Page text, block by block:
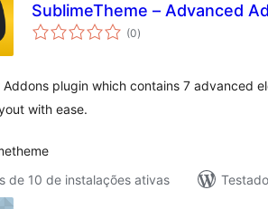
SublimeTheme – Advanced
(0total
de
)
Addons plugin which contains 7 advanced
with ease.
de 10 de instalações ativas